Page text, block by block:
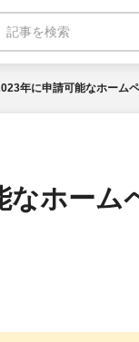
年に申請可能なホーム
なホーム